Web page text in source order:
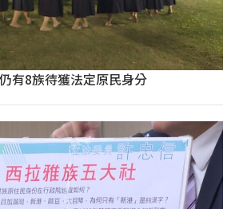
有8族待獲法定原民身分